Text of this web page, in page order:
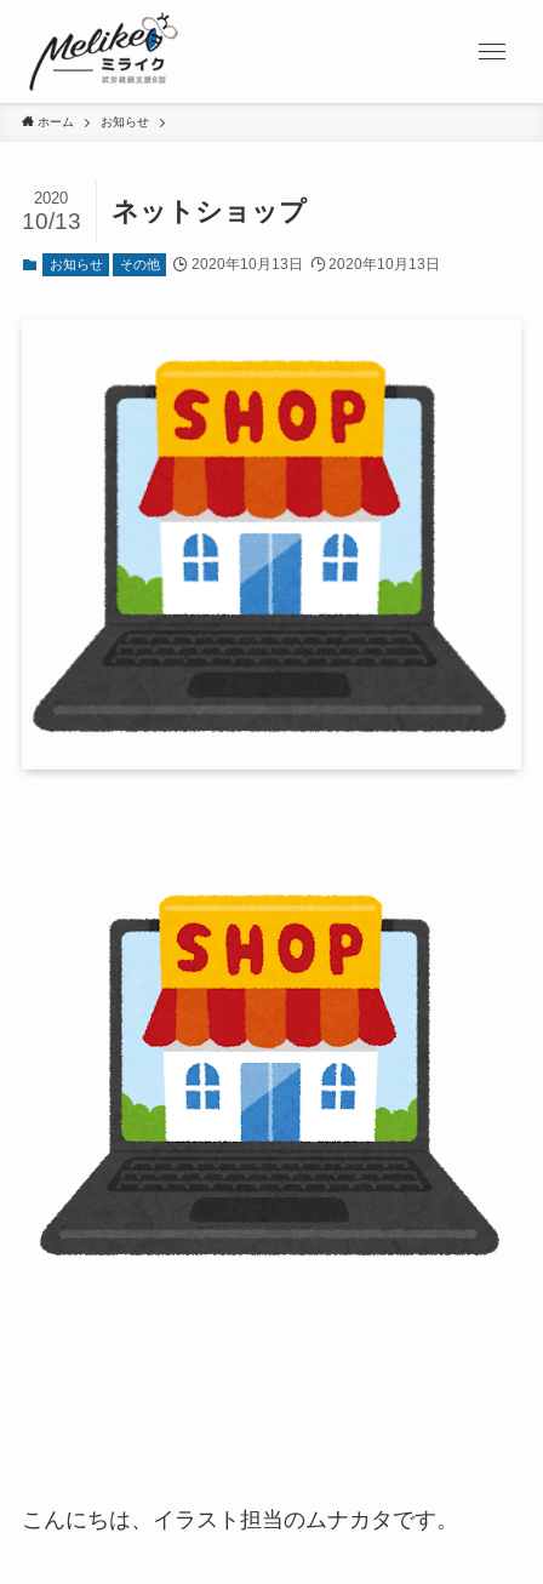
ホーム お知らせ
ネットショップ
2020
10/13
お知らせ その他 2020年10月13日 2020年10月13日
こんにちは、イラスト担当のムナカタです。